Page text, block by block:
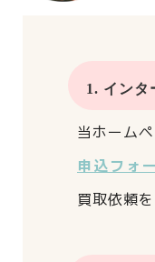
1. インタ
当ホーム
申込フォ
買取依頼